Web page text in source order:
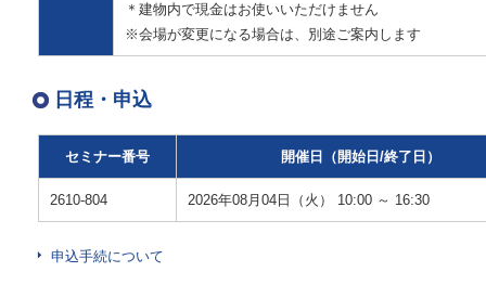
＊建物内で現金はお使いいただけません
※会場が変更になる場合は、別途ご案内します
日程・申込
セミナー番号 開催日（開始日/終了日）
2610-804 2026年08月04日（火） 10:00 ～ 16:30
申込手続について